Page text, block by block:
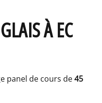
À EC
panel de cours de45